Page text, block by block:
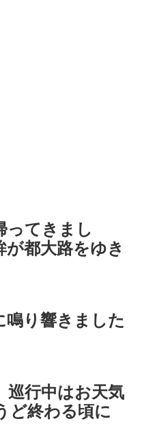
ってきまし
都大路をゆき
鳴り響きました
巡行中はお天気
ど終わる頃に